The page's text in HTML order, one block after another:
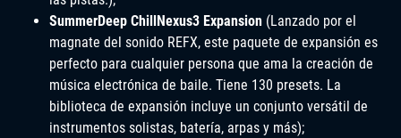
SummerDeep ChillNexus3 Expansion (Lanzado por el
magnate del sonido REFX, este paquete de expansión es
perfecto para cualquier persona que ama la creación de
música electrónica de baile. Tiene 130 presets. La
biblioteca de expansión incluye un conjunto versátil de
instrumentos solistas, batería, arpas y más);